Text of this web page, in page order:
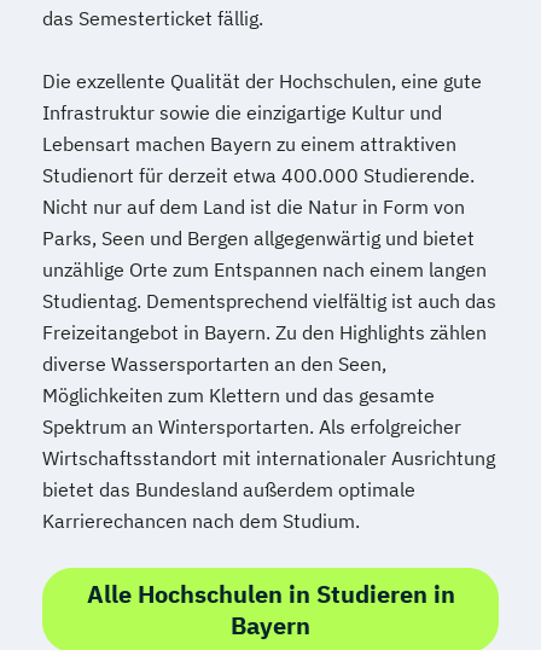
Wirtschafts­ingenieur­wesen
Verfahrenstechnik
Zukunftsmanagement
das Semesterticket fällig.
Die exzellente Qualität der Hochschulen, eine gute
Infrastruktur sowie die einzigartige Kultur und
Lebensart machen Bayern zu einem attraktiven
Studienort für derzeit etwa 400.000 Studierende.
Nicht nur auf dem Land ist die Natur in Form von
Parks, Seen und Bergen allgegenwärtig und bietet
unzählige Orte zum Entspannen nach einem langen
Studientag. Dementsprechend vielfältig ist auch das
Freizeitangebot in Bayern. Zu den Highlights zählen
diverse Wassersportarten an den Seen,
Möglichkeiten zum Klettern und das gesamte
Spektrum an Wintersportarten. Als erfolgreicher
Wirtschaftsstandort mit internationaler Ausrichtung
bietet das Bundesland außerdem optimale
Karrierechancen nach dem Studium.
Alle Hochschulen in Studieren in
Bayern